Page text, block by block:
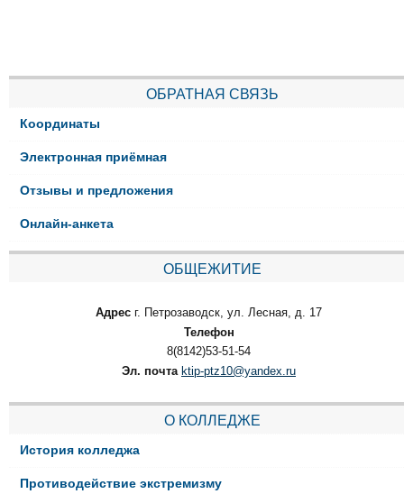
ОБРАТНАЯ СВЯЗЬ
Координаты
Электронная приёмная
Отзывы и предложения
Онлайн-анкета
ОБЩЕЖИТИЕ
Адрес г. Петрозаводск, ул. Лесная, д. 17
Телефон
8(8142)53-51-54
Эл. почта ktip-ptz10@yandex.ru
О КОЛЛЕДЖЕ
История колледжа
Противодействие экстремизму